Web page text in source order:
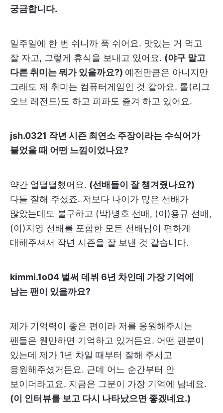
궁금합니다.
일주일에 한 번 쉬니까 푹 쉬어요. 맛있는 거 먹고
잘 자고, 그렇게 휴식을 보내고 있어요. (야구 말고
다른 취미는 뭐가 있을까요?) 예전만큼은 아니지만
그래도 제 취미는 컴퓨터게임인 것 같아요. 롤(리그
오브 레전드)도 하고 피파도 즐겨 하고 있어요.
jsh.0321 작년 시즌 최연소 주장이라는 수식어가
붙었을 때 어떤 느낌이었나요?
약간 얼떨떨했어요. (선배들이 잘 챙겨줬나요?)
다들 잘해 주셨죠. 저보다 나이가 많은 선배가
많았는데도 불구하고 (박)병호 선배, (이)용규 선배,
(이)지영 선배를 포함한 모든 선배님이 편하게
대해주셔서 작년 시즌을 잘 보낸 것 같습니다.
kimmi.1o04 벌써 데뷔 6년 차인데 가장 기억에
남는 팬이 있을까요?
제가 기억력이 좋은 편이라 저를 응원해주시는
팬들은 웬만하면 기억하고 있거든요. 어떤 팬분이
있는데 제가 1년 차일 때부터 잘해 주시고
응원해주셨거든요. 근데 어느 순간부터 안
보이더라고요. 지금은 그분이 가장 기억에 남네요.
(이 인터뷰를 보고 다시 나타났으면 좋겠네요.)